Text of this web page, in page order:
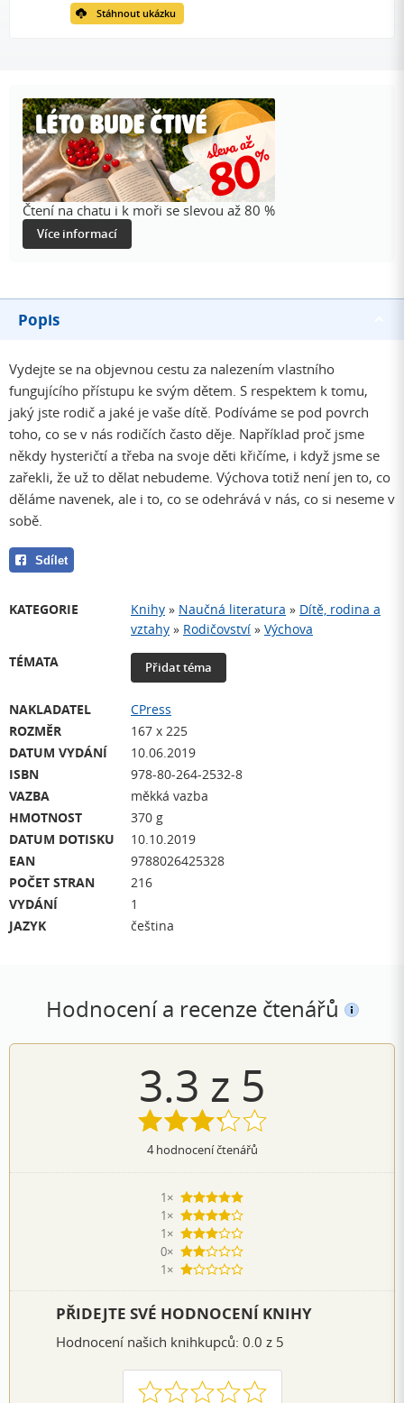
Stáhnout ukázku
Čtení na chatu i k moři se slevou až 80 %
Více informací
Popis
Vydejte se na objevnou cestu za nalezením vlastního
fungujícího přístupu ke svým dětem. S respektem k tomu,
jaký jste rodič a jaké je vaše dítě. Podíváme se pod povrch
toho, co se v nás rodičích často děje. Například proč jsme
někdy hysteričtí a třeba na svoje děti křičíme, i když jsme se
zařekli, že už to dělat nebudeme. Výchova totiž není jen to, co
děláme navenek, ale i to, co se odehrává v nás, co si neseme v
sobě.
Sdílet
KATEGORIE Knihy » Naučná literatura » Dítě, rodina a
vztahy » Rodičovství » Výchova
TÉMATA
Přidat téma
NAKLADATEL
CPress
ROZMĚR
167 x 225
DATUM VYDÁNÍ
10.06.2019
ISBN
978-80-264-2532-8
VAZBA
měkká vazba
HMOTNOST
370 g
DATUM DOTISKU
10.10.2019
EAN
9788026425328
POČET STRAN
216
VYDÁNÍ
1
JAZYK
čeština
Hodnocení a recenze čtenářů
3.3 z 5
4hodnocení čtenářů
1×
5 hvězdiček
1×
4 hvězdičky
1×
3 hvězdičky
0×
2 hvězdičky
1×
1 hvezdička
PŘIDEJTE SVÉ HODNOCENÍ KNIHY
Hodnocení našich knihkupců: 0.0 z 5
1 2 3 4 5